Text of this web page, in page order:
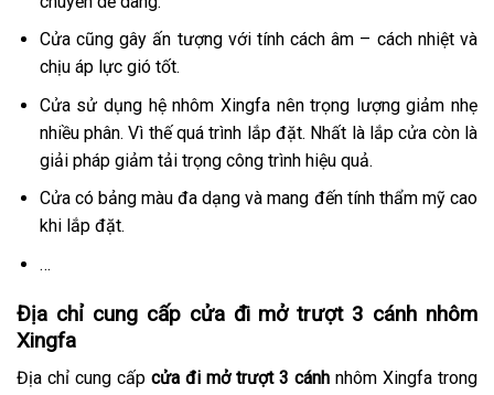
Cửa cũng gây ấn tượng với tính cách âm – cách nhiệt và
chịu áp lực gió tốt.
Cửa sử dụng hệ nhôm Xingfa nên trọng lượng giảm nhẹ
nhiều phân. Vì thế quá trình lắp đặt. Nhất là lắp cửa còn là
giải pháp giảm tải trọng công trình hiệu quả.
Cửa có bảng màu đa dạng và mang đến tính thẩm mỹ cao
khi lắp đặt.
…
Địa chỉ cung cấp cửa đi mở trượt 3 cánh nhôm
Xingfa
Địa chỉ cung cấp cửa đi mở trượt 3 cánh nhôm Xingfa trong